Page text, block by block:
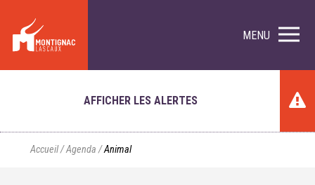
MENU
AFFICHER LES ALERTES
Accueil/Agenda /Animal